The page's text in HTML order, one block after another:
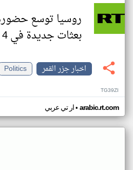
روسيا توسع
بعثات جديدة في 4 دول أفريقية
اخبار جزر القمر
Politics
TG39ZI
ار تي عربي• arabic.rt.com